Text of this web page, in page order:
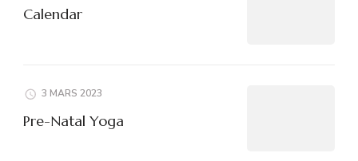
Calendar
3 MARS 2023
Pre-Natal Yoga